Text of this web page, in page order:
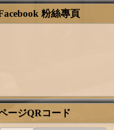
粉絲專頁
ージQRコード